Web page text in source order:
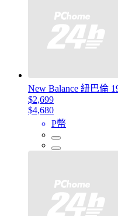
New Balance 紐巴倫
$2,699
$4,680
P幣